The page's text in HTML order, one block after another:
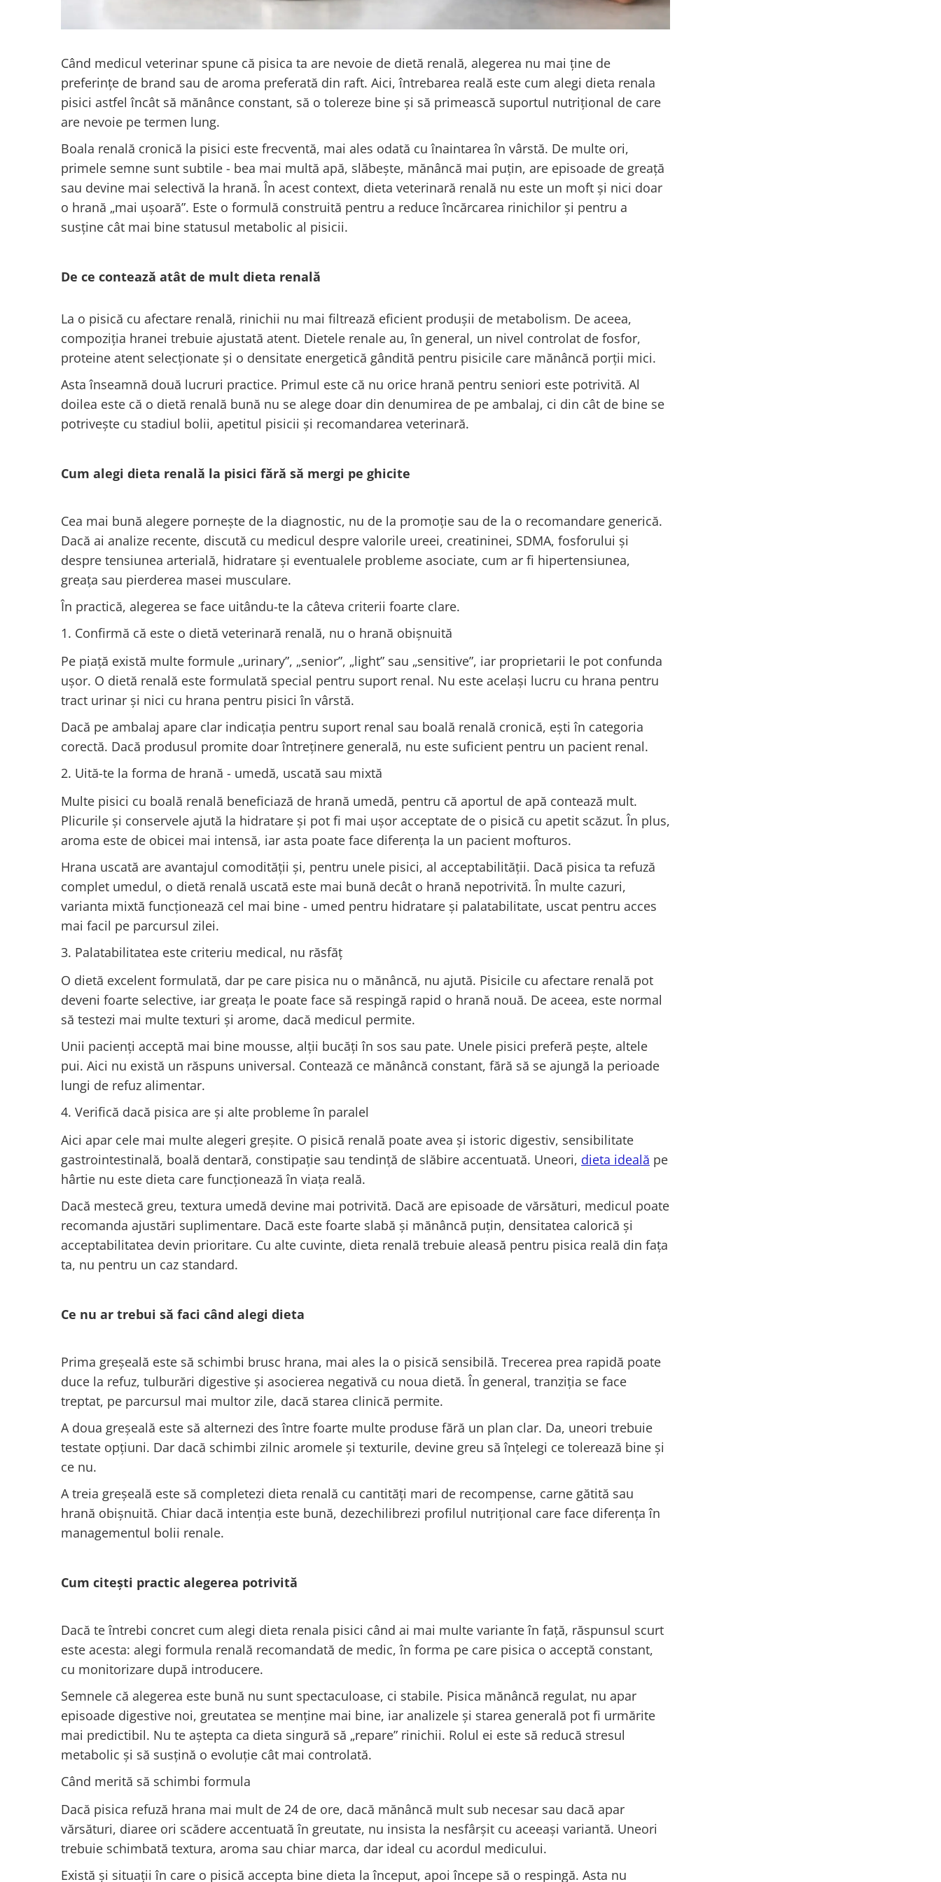
Când medicul veterinar spune că pisica ta are nevoie de dietă renală, alegerea nu mai ține de
preferințe de brand sau de aroma preferată din raft. Aici, întrebarea reală este cum alegi dieta renala
pisici astfel încât să mănânce constant, să o tolereze bine și să primească suportul nutrițional de care
are nevoie pe termen lung.
Boala renală cronică la pisici este frecventă, mai ales odată cu înaintarea în vârstă. De multe ori,
primele semne sunt subtile - bea mai multă apă, slăbește, mănâncă mai puțin, are episoade de greață
sau devine mai selectivă la hrană. În acest context, dieta veterinară renală nu este un moft și nici doar
o hrană „mai ușoară”. Este o formulă construită pentru a reduce încărcarea rinichilor și pentru a
susține cât mai bine statusul metabolic al pisicii.
De ce contează atât de mult dieta renală
La o pisică cu afectare renală, rinichii nu mai filtrează eficient produșii de metabolism. De aceea,
compoziția hranei trebuie ajustată atent. Dietele renale au, în general, un nivel controlat de fosfor,
proteine atent selecționate și o densitate energetică gândită pentru pisicile care mănâncă porții mici.
Asta înseamnă două lucruri practice. Primul este că nu orice hrană pentru seniori este potrivită. Al
doilea este că o dietă renală bună nu se alege doar din denumirea de pe ambalaj, ci din cât de bine se
potrivește cu stadiul bolii, apetitul pisicii și recomandarea veterinară.
Cum alegi dieta renală la pisici fără să mergi pe ghicite
Cea mai bună alegere pornește de la diagnostic, nu de la promoție sau de la o recomandare generică.
Dacă ai analize recente, discută cu medicul despre valorile ureei, creatininei, SDMA, fosforului și
despre tensiunea arterială, hidratare și eventualele probleme asociate, cum ar fi hipertensiunea,
greața sau pierderea masei musculare.
În practică, alegerea se face uitându-te la câteva criterii foarte clare.
1. Confirmă că este o dietă veterinară renală, nu o hrană obișnuită
Pe piață există multe formule „urinary”, „senior”, „light” sau „sensitive”, iar proprietarii le pot confunda
ușor. O dietă renală este formulată special pentru suport renal. Nu este același lucru cu hrana pentru
tract urinar și nici cu hrana pentru pisici în vârstă.
Dacă pe ambalaj apare clar indicația pentru suport renal sau boală renală cronică, ești în categoria
corectă. Dacă produsul promite doar întreținere generală, nu este suficient pentru un pacient renal.
2. Uită-te la forma de hrană - umedă, uscată sau mixtă
Multe pisici cu boală renală beneficiază de hrană umedă, pentru că aportul de apă contează mult.
Plicurile și conservele ajută la hidratare și pot fi mai ușor acceptate de o pisică cu apetit scăzut. În plus,
aroma este de obicei mai intensă, iar asta poate face diferența la un pacient mofturos.
Hrana uscată are avantajul comodității și, pentru unele pisici, al acceptabilității. Dacă pisica ta refuză
complet umedul, o dietă renală uscată este mai bună decât o hrană nepotrivită. În multe cazuri,
varianta mixtă funcționează cel mai bine - umed pentru hidratare și palatabilitate, uscat pentru acces
mai facil pe parcursul zilei.
3. Palatabilitatea este criteriu medical, nu răsfăț
O dietă excelent formulată, dar pe care pisica nu o mănâncă, nu ajută. Pisicile cu afectare renală pot
deveni foarte selective, iar greața le poate face să respingă rapid o hrană nouă. De aceea, este normal
să testezi mai multe texturi și arome, dacă medicul permite.
Unii pacienți acceptă mai bine mousse, alții bucăți în sos sau pate. Unele pisici preferă pește, altele
pui. Aici nu există un răspuns universal. Contează ce mănâncă constant, fără să se ajungă la perioade
lungi de refuz alimentar.
4. Verifică dacă pisica are și alte probleme în paralel
Aici apar cele mai multe alegeri greșite. O pisică renală poate avea și istoric digestiv, sensibilitate
gastrointestinală, boală dentară, constipație sau tendință de slăbire accentuată. Uneori, dieta ideală pe
hârtie nu este dieta care funcționează în viața reală.
Dacă mestecă greu, textura umedă devine mai potrivită. Dacă are episoade de vărsături, medicul poate
recomanda ajustări suplimentare. Dacă este foarte slabă și mănâncă puțin, densitatea calorică și
acceptabilitatea devin prioritare. Cu alte cuvinte, dieta renală trebuie aleasă pentru pisica reală din fața
ta, nu pentru un caz standard.
Ce nu ar trebui să faci când alegi dieta
Prima greșeală este să schimbi brusc hrana, mai ales la o pisică sensibilă. Trecerea prea rapidă poate
duce la refuz, tulburări digestive și asocierea negativă cu noua dietă. În general, tranziția se face
treptat, pe parcursul mai multor zile, dacă starea clinică permite.
A doua greșeală este să alternezi des între foarte multe produse fără un plan clar. Da, uneori trebuie
testate opțiuni. Dar dacă schimbi zilnic aromele și texturile, devine greu să înțelegi ce tolerează bine și
ce nu.
A treia greșeală este să completezi dieta renală cu cantități mari de recompense, carne gătită sau
hrană obișnuită. Chiar dacă intenția este bună, dezechilibrezi profilul nutrițional care face diferența în
managementul bolii renale.
Cum citești practic alegerea potrivită
Dacă te întrebi concret cum alegi dieta renala pisici când ai mai multe variante în față, răspunsul scurt
este acesta: alegi formula renală recomandată de medic, în forma pe care pisica o acceptă constant,
cu monitorizare după introducere.
Semnele că alegerea este bună nu sunt spectaculoase, ci stabile. Pisica mănâncă regulat, nu apar
episoade digestive noi, greutatea se menține mai bine, iar analizele și starea generală pot fi urmărite
mai predictibil. Nu te aștepta ca dieta singură să „repare” rinichii. Rolul ei este să reducă stresul
metabolic și să susțină o evoluție cât mai controlată.
Când merită să schimbi formula
Dacă pisica refuză hrana mai mult de 24 de ore, dacă mănâncă mult sub necesar sau dacă apar
vărsături, diaree ori scădere accentuată în greutate, nu insista la nesfârșit cu aceeași variantă. Uneori
trebuie schimbată textura, aroma sau chiar marca, dar ideal cu acordul medicului.
Există și situații în care o pisică accepta bine dieta la început, apoi începe să o respingă. Asta nu